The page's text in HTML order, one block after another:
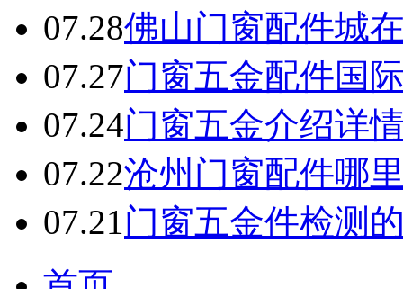
07.28佛山门窗配件城
07.27门窗五金配件国
07.24门窗五金介绍详
07.22沧州门窗配件哪
07.21门窗五金件检测